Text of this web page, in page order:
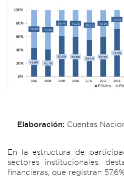
Elaboración: Cuentas
En la estructura de
sectores institucionales,
financieras, que registran